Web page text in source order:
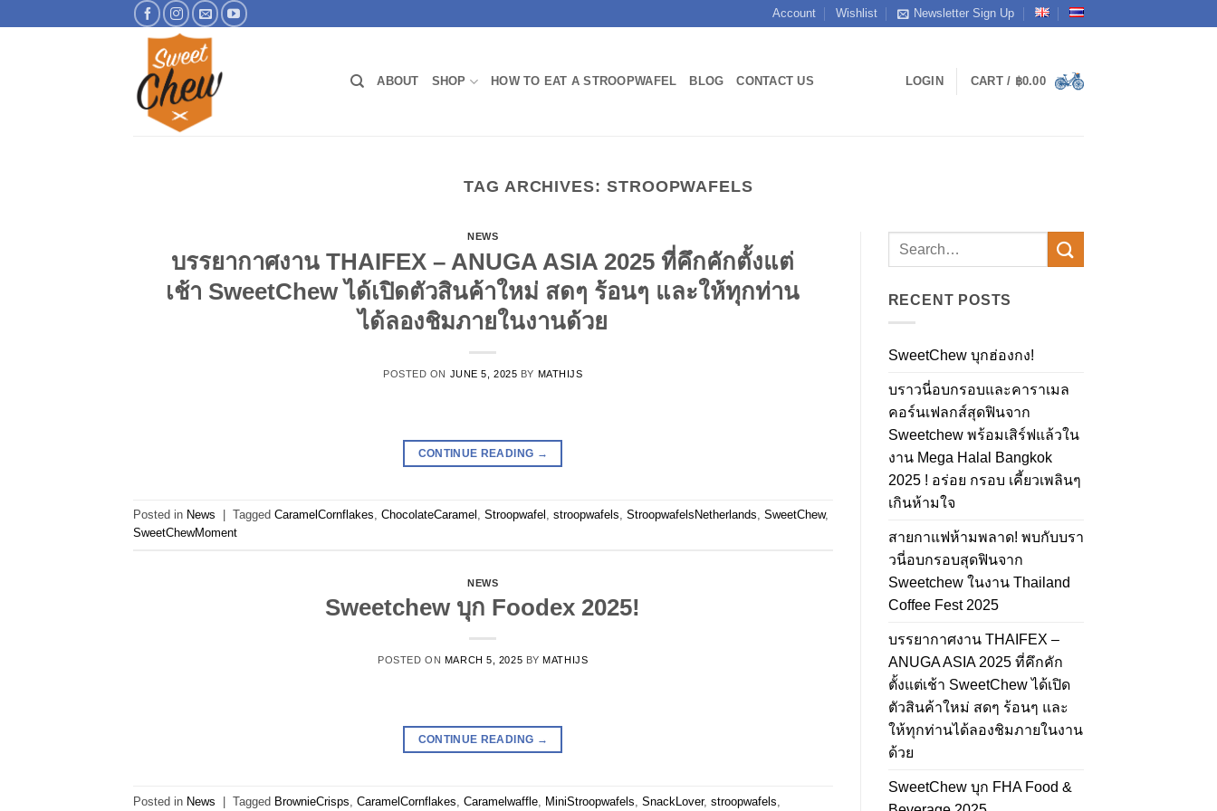
Account Wishlist Newsletter Sign Up
ABOUT SHOP HOW TO EAT A STROOPWAFEL BLOG CONTACT US LOGIN CART / ฿0.00
TAG ARCHIVES: STROOPWAFELS
NEWS
บรรยากาศงาน THAIFEX – ANUGA ASIA 2025 ที่คึกคักตั้งแต่
เช้า SweetChew ได้เปิดตัวสินค้าใหม่ สดๆ ร้อนๆ และให้ทุกท่าน
ได้ลองชิมภายในงานด้วย
POSTED ON JUNE 5, 2025 BY MATHIJS
CONTINUE READING →
Posted in News Tagged CaramelCornflakes, ChocolateCaramel , Stroopwafel , stroopwafels, StroopwafelsNetherlands, SweetChew,
SweetChewMoment
NEWS
Sweetchew บุก Foodex 2025!
POSTED ON MARCH 5, 2025 BY MATHIJS
CONTINUE READING →
Posted in News Tagged BrownieCrisps CaramelCornflakes Caramelwaffle MiniStroopwafels SnackLover, stroopwafels
RECENT POSTS
SweetChew บุกฮ่องกง!
บราวนี่อบกรอบและคาราเมล
คอร์นเฟลกส์สุดฟินจาก
Sweetchew พร้อมเสิร์ฟแล้วใน
งาน Mega Halal Bangkok
2025 ! อร่อย กรอบ เคี้ยวเพลินๆ
เกินห้ามใจ
สายกาแฟห้ามพลาด! พบกับบรา
วนี่อบกรอบสุดฟินจาก
Sweetchew ในงาน Thailand
Coffee Fest 2025
บรรยากาศงาน THAIFEX –
ANUGA ASIA 2025 ที่คึกคัก
ตั้งแต่เช้า SweetChew ได้เปิด
ตัวสินค้าใหม่ สดๆ ร้อนๆ และ
ให้ทุกท่านได้ลองชิมภายในงาน
ด้วย
SweetChew บุก FHA Food &